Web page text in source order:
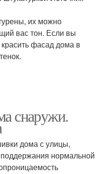
их можно
вас тон. Если вы
фасад дома в
снаружи.
дома с улицы,
нормальной